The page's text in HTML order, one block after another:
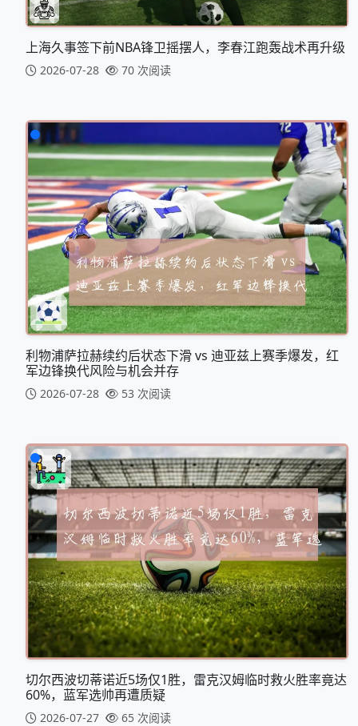
上海久事签下前NBA锋卫摇摆人，李春江跑轰战术再升级
2026-07-28 70 次阅读
利物浦萨拉赫续约后状态下滑 vs 迪亚兹上赛季爆发，红
军边锋换代风险与机会并存
2026-07-28 53 次阅读
切尔西波切蒂诺近5场仅1胜，雷克汉姆临时救火胜率竟达
60%，蓝军选帅再遭质疑
2026-07-27 65 次阅读